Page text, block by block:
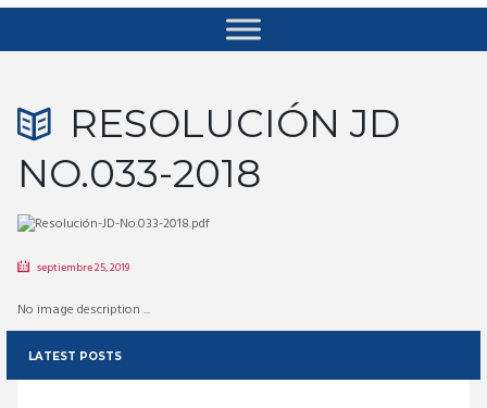
RESOLUCIÓN JD
NO.033-2018
septiembre 25, 2019
No image description ...
LATEST POSTS